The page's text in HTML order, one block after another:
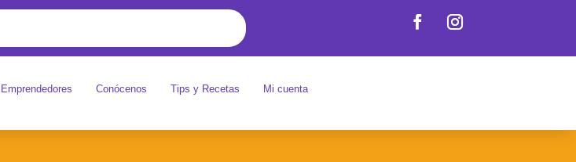
Emprendedores Conócenos Tips y Recetas Mi cuenta